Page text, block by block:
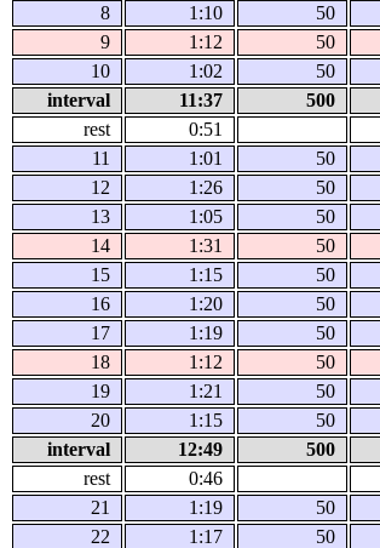
8
1:10 50
9
1:12 50
10
1:02 50
interval
11:37 500
rest
0:51
11
1:01 50
12
1:26 50
13
1:05 50
14
1:31 50
15
1:15 50
16
1:20 50
17
1:19 50
18
1:12 50
19
1:21 50
20
1:15 50
interval
12:49 500
rest
0:46
21
1:19 50
22
1:17 50